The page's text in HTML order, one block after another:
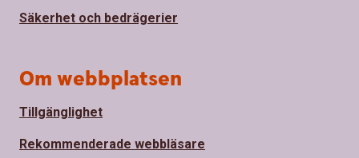
Säkerhet och bedrägerier
Om webbplatsen
Tillgänglighet
Rekommenderade webbläsare